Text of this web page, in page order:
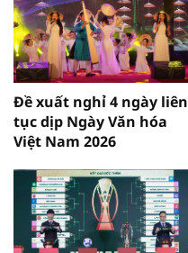
Đề xuất nghỉ 4 ngày liên
tục dịp Ngày Văn hóa
Việt Nam 2026